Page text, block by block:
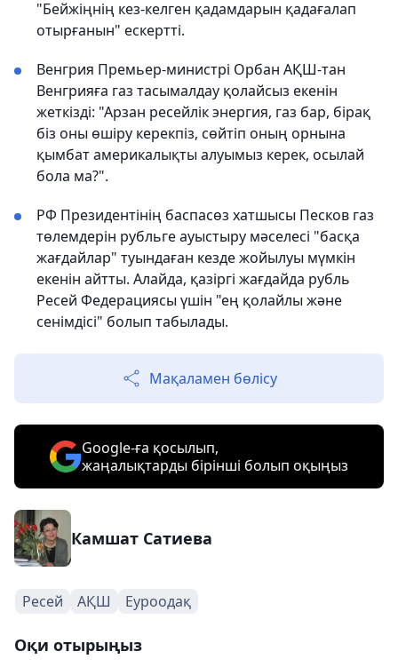
"Бейжіңнің кез-келген қадамдарын қадағалап
отырғанын" ескертті.
Венгрия Премьер-министрі Орбан АҚШ-тан
Венгрияға газ тасымалдау қолайсыз екенін
жеткізді: "Арзан ресейлік энергия, газ бар, бірақ
біз оны өшіру керекпіз, сөйтіп оның орнына
қымбат америкалықты алуымыз керек, осылай
бола ма?".
РФ Президентінің баспасөз хатшысы Песков газ
төлемдерін рубльге ауыстыру мәселесі "басқа
жағдайлар" туындаған кезде жойылуы мүмкін
екенін айтты. Алайда, қазіргі жағдайда рубль
Ресей Федерациясы үшін "ең қолайлы және
сенімдісі" болып табылады.
Мақаламен бөлісу
Google-ға қосылып,
жаңалықтарды бірінші болып оқыңыз
Камшат Сатиева
Ресей АҚШ Еуроодақ
Оқи отырыңыз